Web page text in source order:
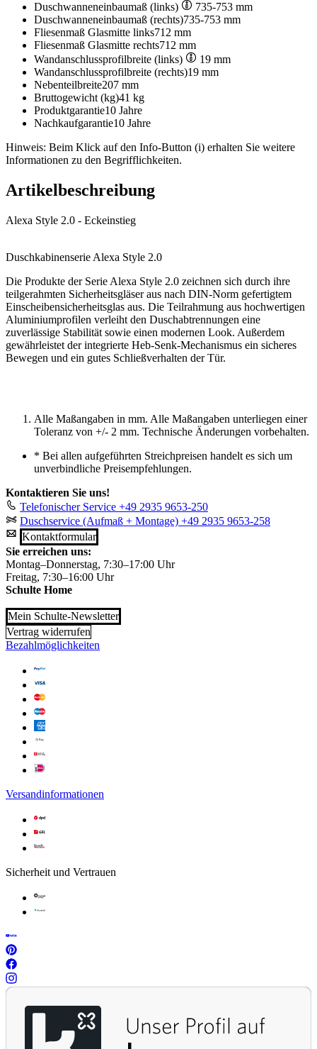
Duschwanneneinbaumaß (links)
735-753 mm
Duschwanneneinbaumaß (rechts)735-753 mm
Fliesenmaß Glasmitte links712 mm
Fliesenmaß Glasmitte rechts712 mm
Wandanschlussprofilbreite (links)
19 mm
Wandanschlussprofilbreite (rechts)19 mm
Nebenteilbreite207 mm
Bruttogewicht (kg)41 kg
Produktgarantie10 Jahre
Nachkaufgarantie10 Jahre
Hinweis: Beim Klick auf den Info-Button (i) erhalten Sie weitere
Informationen zu den Begrifflichkeiten.
Artikelbeschreibung
Alexa Style 2.0 - Eckeinstieg
Duschkabinenserie Alexa Style 2.0
Die Produkte der Serie Alexa Style 2.0 zeichnen sich durch ihre
teilgerahmten Sicherheitsgläser aus nach DIN-Norm gefertigtem
Einscheibensicherheitsglas aus. Die Teilrahmung aus hochwertigen
Aluminiumprofilen verleiht den Duschabtrennungen eine
zuverlässige Stabilität sowie einen modernen Look. Außerdem
gewährleistet der integrierte Heb-Senk-Mechanismus ein sicheres
Bewegen und ein gutes Schließverhalten der Tür.
Alle Maßangaben in mm. Alle Maßangaben unterliegen einer
Toleranz von +/- 2 mm. Technische Änderungen vorbehalten.
* Bei allen aufgeführten Streichpreisen handelt es sich um
unverbindliche Preisempfehlungen.
Kontaktieren Sie uns!
Telefonischer Service +49 2935 9653-250
Duschservice (Aufmaß + Montage) +49 2935 9653-258
Kontaktformular
Sie erreichen uns:
Montag–Donnerstag, 7:30–17:00 Uhr
Freitag, 7:30–16:00 Uhr
Schulte Home
Mein Schulte-Newsletter
Vertrag widerrufen
Bezahlmöglichkeiten
Versandinformationen
Sicherheit und Vertrauen